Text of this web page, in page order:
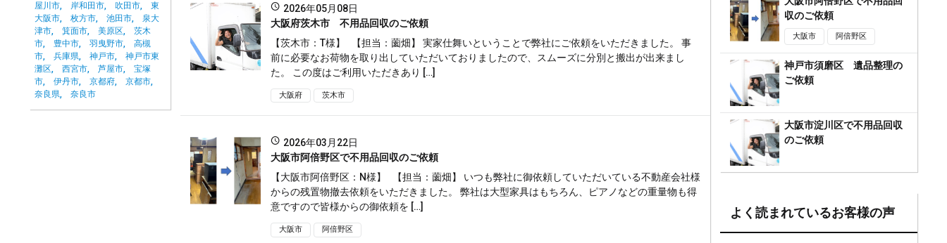
屋川市
岸和田市 吹田市
東
大阪市
枚方市 池田市
泉大
津市
箕面市 美原区
茨木
市
豊中市 羽曳野市
高槻
市
兵庫県 神戸市
神戸市東
灘区
西宮市 芦屋市
宝塚
市
伊丹市 京都府
京都市
奈良県
奈良市
2026年05月08日
大阪府茨木市 不用品回収のご依頼
【茨木市：T様】 【担当：薗畑】 実家仕舞いということで弊社にご依頼をいただきました。 事
前に必要なお荷物を取り出していただいておりましたので、スムーズに分別と搬出が出来まし
た。 この度はご利用いただきあり […]
大阪府 茨木市
2026年03月22日
大阪市阿倍野区で不用品回収のご依頼
【大阪市阿倍野区：N様】 【担当：薗畑】 いつも弊社に御依頼していただいている不動産会社様
からの残置物撤去依頼をいただきました。 弊社は大型家具はもちろん、ピアノなどの重量物も得
意ですので皆様からの御依頼を […]
大阪市 阿倍野区
収のご依頼
大阪市 阿倍野区
神戸市須磨区 遺品整理の
ご依頼
大阪市淀川区で不用品回収
のご依頼
よく読まれているお客様の声